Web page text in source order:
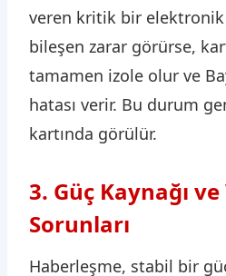
veren kritik bir elektronik
bileşen zarar görürse,
tamamen izole olur ve
hatası verir. Bu durum
kartında görülür.
3. Güç Kaynağı
Sorunları
Haberleşme, stabil bir